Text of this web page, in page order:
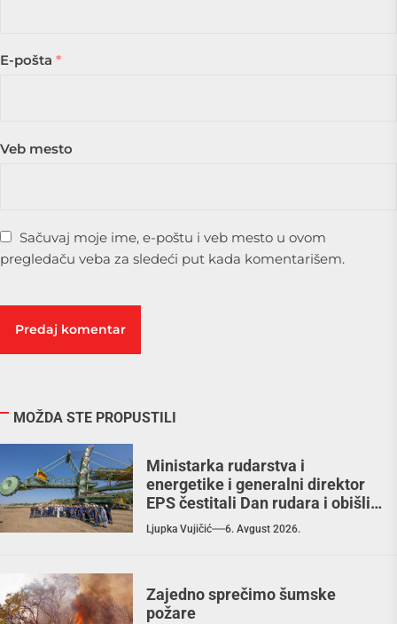
E-pošta *
Veb mesto
Sačuvaj moje ime, e-poštu i veb mesto u ovom
pregledaču veba za sledeći put kada komentarišem.
MOŽDA STE PROPUSTILI
Ministarka rudarstva i
energetike i generalni direktor
EPS čestitali Dan rudara i obišli
RB „Kolubara“ / Zahvalnost
rudarima za doprinos, ulaganja
Ljupka Vujičić 6. Avgust 2026.
Zajedno sprečimo šumske
požare